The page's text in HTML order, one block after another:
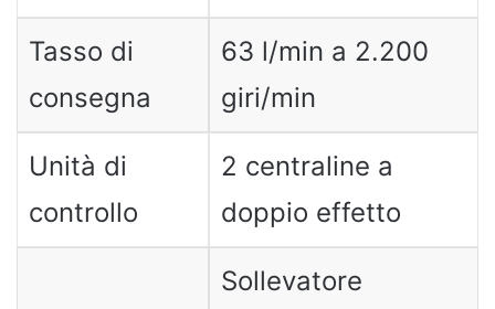
Tasso di
consegna
63 l/min a 2.200
giri/min
Unità di
controllo
2 centraline a
doppio effetto
Sollevatore